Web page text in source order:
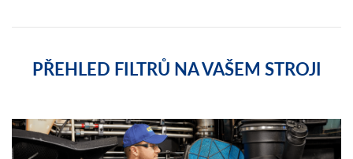
PŘEHLED FILTRŮ NA VAŠEM STROJI